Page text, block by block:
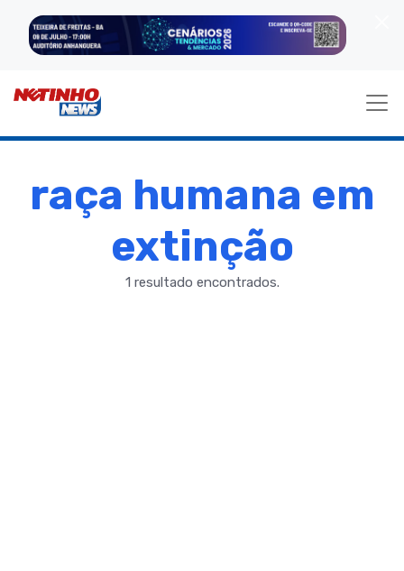
raça humana em
extinção
1 resultado encontrados.